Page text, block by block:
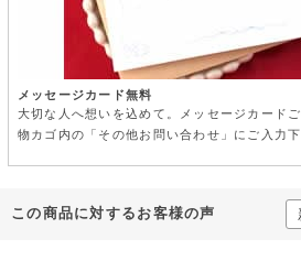
メッセージカード無料
大切な人へ想いを込めて。メッセージカード
物カゴ内の「その他お問い合わせ」にご入力下
この商品に対するお客様の声